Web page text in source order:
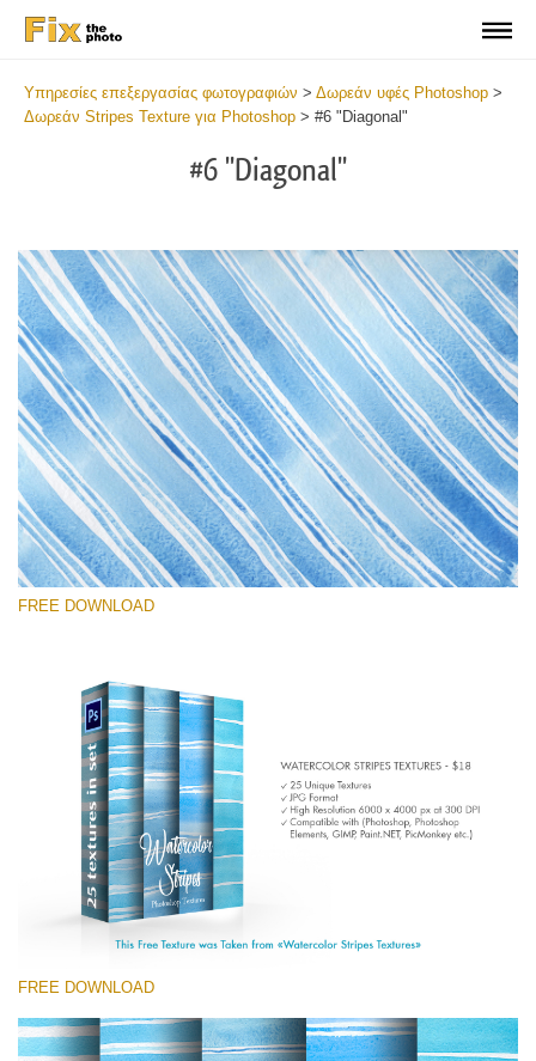
Υπηρεσίες επεξεργασίας φωτογραφιών > Δωρεάν υφές Photoshop >
Δωρεάν Stripes Texture για Photoshop > #6 "Diagonal"
#6 "Diagonal"
Please select
Free Photoshop Texture #6
Small 800*533px
Stripes Watercolor
(25 Textures)
Large 6000*4000px
Entire Collection
(1783 Overlays)
Large 6000*4000px
FREE DOWNLOAD
FREE DOWNLOAD